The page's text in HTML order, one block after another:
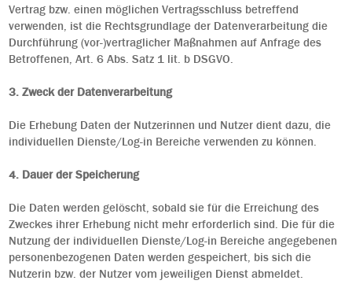
Vertrag bzw. einen möglichen Vertragsschluss betreffend
verwenden, ist die Rechtsgrundlage der Datenverarbeitung die
Durchführung (vor-)vertraglicher Maßnahmen auf Anfrage des
Betroffenen, Art. 6 Abs. Satz 1 lit. b DSGVO.
3. Zweck der Datenverarbeitung
Die Erhebung Daten der Nutzerinnen und Nutzer dient dazu, die
individuellen Dienste/Log-in Bereiche verwenden zu können.
4. Dauer der Speicherung
Die Daten werden gelöscht, sobald sie für die Erreichung des
Zweckes ihrer Erhebung nicht mehr erforderlich sind. Die für die
Nutzung der individuellen Dienste/Log-in Bereiche angegebenen
personenbezogenen Daten werden gespeichert, bis sich die
Nutzerin bzw. der Nutzer vom jeweiligen Dienst abmeldet.